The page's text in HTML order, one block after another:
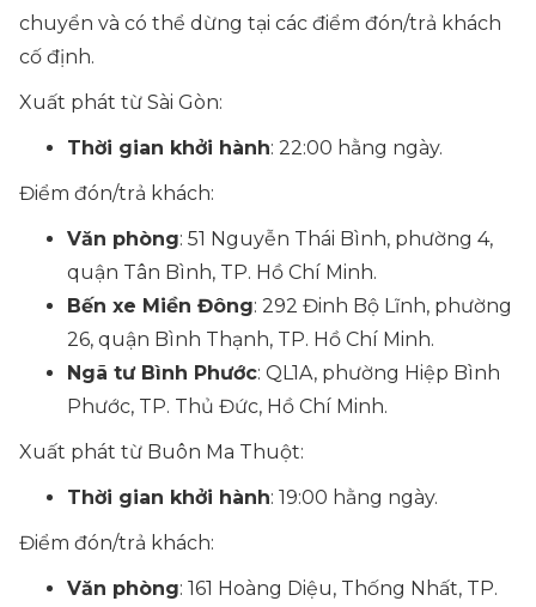
chuyển và có thể dừng tại các điểm đón/trả khách
cố định.
Xuất phát từ Sài Gòn:
Thời gian khởi hành: 22:00 hằng ngày.
Điểm đón/trả khách:
Văn phòng: 51 Nguyễn Thái Bình, phường 4,
quận Tân Bình, TP. Hồ Chí Minh.
Bến xe Miền Đông: 292 Đinh Bộ Lĩnh, phường
26, quận Bình Thạnh, TP. Hồ Chí Minh.
Ngã tư Bình Phước: QL1A, phường Hiệp Bình
Phước, TP. Thủ Đức, Hồ Chí Minh.
Xuất phát từ Buôn Ma Thuột:
Thời gian khởi hành: 19:00 hằng ngày.
Điểm đón/trả khách:
Văn phòng: 161 Hoàng Diệu, Thống Nhất, TP.